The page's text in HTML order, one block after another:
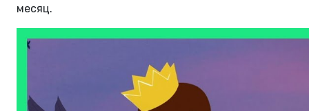
месяц.